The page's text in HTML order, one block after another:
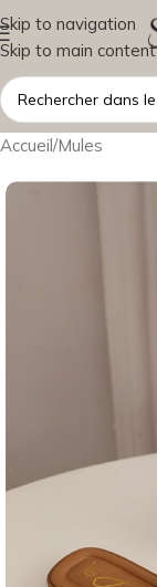
Skip to navigation
Skip to main content
Accueil/Mules